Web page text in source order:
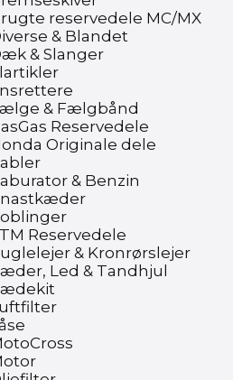
reservedele MC/MX
& Blandet
& Slanger
& Fælgbånd
Reservedele
Originale dele
& Benzin
Reservedele
& Kronrørslejer
Led & Tandhjul